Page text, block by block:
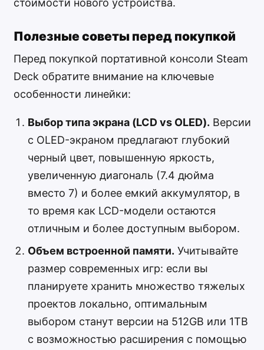
стоимости нового устройства.
Полезные советы перед покупкой
Перед покупкой портативной консоли Steam
Deck обратите внимание на ключевые
особенности линейки:
Выбор типа экрана (LCD vs OLED). Версии
с OLED-экраном предлагают глубокий
черный цвет, повышенную яркость,
увеличенную диагональ (7.4 дюйма
вместо 7) и более емкий аккумулятор, в
то время как LCD-модели остаются
отличным и более доступным выбором.
Объем встроенной памяти. Учитывайте
размер современных игр: если вы
планируете хранить множество тяжелых
проектов локально, оптимальным
выбором станут версии на 512GB или 1TB
с возможностью расширения с помощью